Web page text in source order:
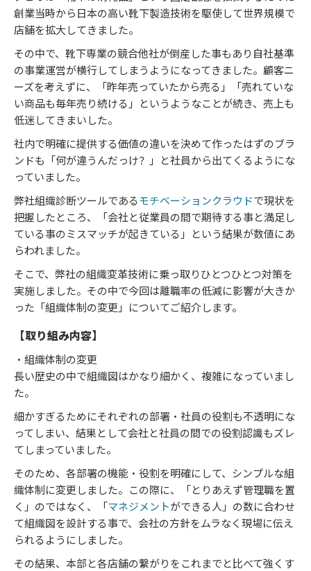
創業当時から日本の高い靴下製造技術を駆使して世界規模で
店舗を拡大してきました。
その中で、靴下専業の競合他社が倒産した事もあり自社基準
の事業運営が横行してしまうようになってきました。顧客ニ
ーズを考えずに、「昨年売っていたから売る」「売れていな
い商品も毎年売り続ける」というようなことが続き、売上も
低迷してきまいした。
社内で明確に提供する価値の違いを決めて作ったはずのブラ
ンドも「何が違うんだっけ？」と社員から出てくるようにな
っていました。
弊社組織診断ツールであるモチベーションクラウドで現状を
把握したところ、「会社と従業員の間で期待する事と満足し
ている事のミスマッチが起きている」という結果が数値にあ
らわれました。
そこで、弊社の組織変革技術に乗っ取りひとつひとつ対策を
実施しました。その中で今回は離職率の低減に影響が大きか
った「組織体制の変更」についてご紹介します。
【取り組み内容】
・組織体制の変更
長い歴史の中で組織図はかなり細かく、複雑になっていまし
た。
細かすぎるためにそれぞれの部署・社員の役割も不透明にな
ってしまい、結果として会社と社員の間での役割認識もズレ
てしまっていました。
そのため、各部署の機能・役割を明確にして、シンプルな組
織体制に変更しました。この際に、「とりあえず管理職を置
く」のではなく、「マネジメントができる人」の数に合わせ
て組織図を設計する事で、会社の方針をムラなく現場に伝え
られるようにしました。
その結果、本部と各店舗の繋がりをこれまでと比べて強くす